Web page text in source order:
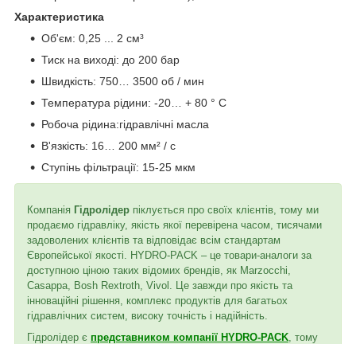
Характеристика
Об'єм: 0,25 ... 2 см³
Тиск на виході: до 200 бар
Швидкість: 750… 3500 об / мин
Температура рідини: -20… + 80 ° C
Робоча рідина:гідравлічні масла
В'язкість: 16… 200 мм² / с
Ступінь фільтрації: 15-25 мкм
Компанія Гідролідер піклується про своїх клієнтів, тому ми
продаємо гідравліку, якість якої перевірена часом, тисячами
задоволених клієнтів та відповідає всім стандартам
Європейської якості. HYDRO-PACK – це товари-аналоги за
доступною ціною таких відомих брендів, як Marzocchi,
Casappa, Bosh Rextroth, Vivol. Це завжди про якість та
інноваційні рішення, комплекс продуктів для багатьох
гідравлічних систем, високу точність і надійність.
Гідролідер є представником компанії HYDRO-PACK , тому